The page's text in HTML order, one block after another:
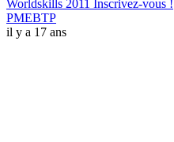
Worldskills 2011 Inscrivez-vous !
PMEBTP
il y a 17 ans